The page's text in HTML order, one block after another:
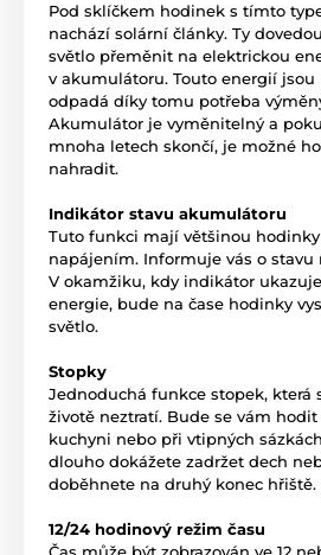
Pod sklíčkem hodinek s tímto
nachází solární články. Ty
světlo přeměnit na elektrickou
v akumulátoru. Touto energií
odpadá díky tomu potřeba
Akumulátor je vyměnitelný a
mnoha letech skončí, je možné
nahradit.
Indikátor stavu akumulátoru
Tuto funkci mají většinou
napájením. Informuje vás o
V okamžiku, kdy indikátor
energie, bude na čase hodinky
světlo.
Stopky
Jednoduchá funkce stopek, která
životě neztratí. Bude se vám
kuchyni nebo při vtipných
dlouho dokážete zadržet dech
doběhnete na druhý konec hřiště.
12/24 hodinový režim času